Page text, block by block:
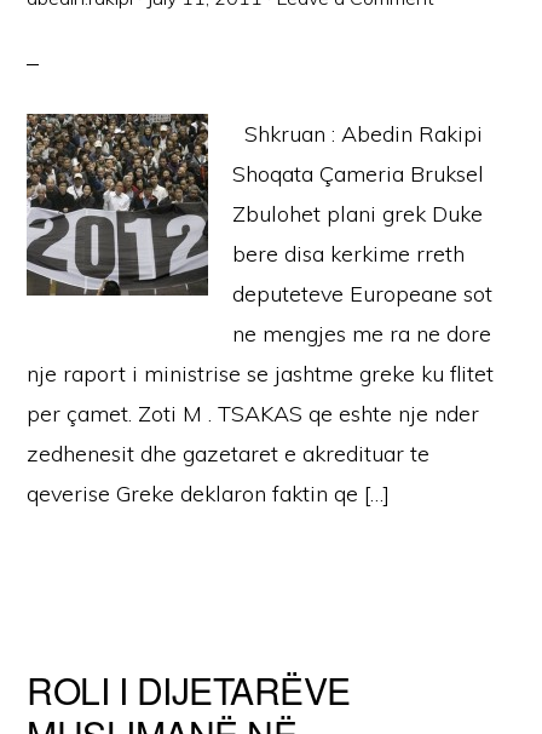
Shkruan : Abedin Rakipi
Shoqata Çameria Bruksel
Zbulohet plani grek Duke
bere disa kerkime rreth
deputeteve Europeane sot
ne mengjes me ra ne dore
nje raport i ministrise se jashtme greke ku flitet
per çamet. Zoti M . TSAKAS qe eshte nje nder
zedhenesit dhe gazetaret e akredituar te
qeverise Greke deklaron faktin qe […]
ROLI I DIJETARËVE